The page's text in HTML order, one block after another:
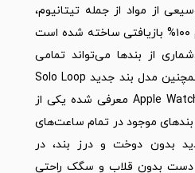
طیف وسیعی از مواد از جمله تیتانیوم،
فولاد ضد زنگ و آلومینیوم ۱۰۰% بازیافتی ساخته شده است
از بندها می‌تواند تمامی
سلیقه‌ها را پوشش دهد. همچنین مدل بند جدید Solo Loop
که به تازگی با Apple Watch Series 6 معرفی شده یکی از
موجود در تمام ساعت‌های
بدون دوخت و درز بند، در
بدون قلاب و سگک راحتی